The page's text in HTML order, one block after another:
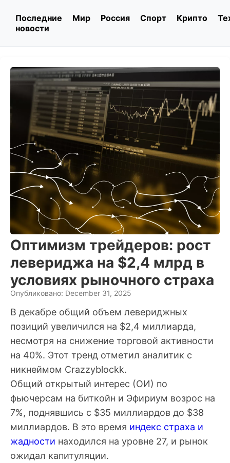
Последние
новости
Мир Россия Спорт Крипто
Оптимизм трейдеров: рост
левериджа на $2,4 млрд в
условиях рыночного страха
Опубликовано: December 31, 2025
В декабре общий объем левериджных
позиций увеличился на $2,4 миллиарда,
несмотря на снижение торговой активности
на 40%. Этот тренд отметил аналитик с
никнеймом Crazzyblockk.
Общий открытый интерес (ОИ) по
фьючерсам на биткойн и Эфириум возрос на
7%, поднявшись с $35 миллиардов до $38
миллиардов. В это время индекс страха и
жадности находился на уровне 27, и рынок
ожидал капитуляции.